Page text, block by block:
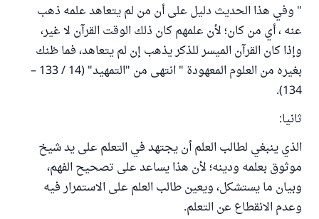
" وفي هذا الحديث دليل على أن من لم يتعاهد علمه ذهب
عنه ، أي من كان؛ لأن علمهم كان ذلك الوقت القرآن لا غير،
وإذا كان القرآن الميسر للذكر يذهب إن لم يتعاهد، فما ظنك
بغيره من العلوم المعهودة " انتهى من "التمهيد" (14 / 133 –
134).
ثانيا:
الذي ينبغي لطالب العلم أن يجتهد في التعلم على يد شيخ
موثوق بعلمه ودينه؛ لأن هذا يساعد على تصحيح الفهم،
وبيان ما يستشكل، ويعين طالب العلم على الاستمرار فيه
وعدم الانقطاع عن التعلم.